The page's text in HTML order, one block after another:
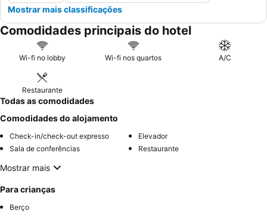
Mostrar mais classificações
Comodidades principais do hotel
Wi-fi no lobby Wi-fi nos quartos A/C
Restaurante
Todas as comodidades
Comodidades do alojamento
Check-in/check-out expresso
Elevador
Sala de conferências
Restaurante
Mostrar mais
Para crianças
Berço